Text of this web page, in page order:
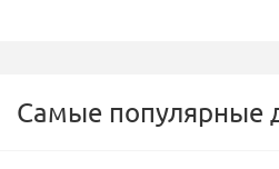
Самые популярные